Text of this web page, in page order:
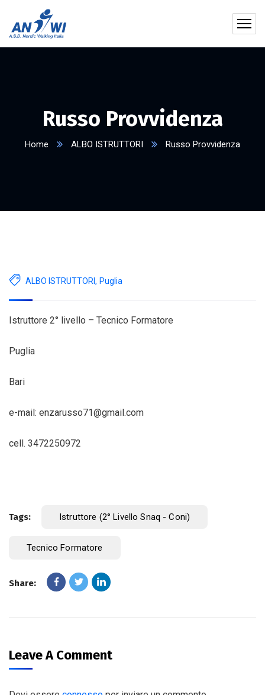
Russo Provvidenza
Home ALBO ISTRUTTORI Russo Provvidenza
ALBO ISTRUTTORI, Puglia
Istruttore 2° livello – Tecnico Formatore
Puglia
Bari
e-mail: enzarusso71@gmail.com
cell. 3472250972
Tags: Istruttore (2° Livello Snaq - Coni)
Tecnico Formatore
Share:
Leave A Comment